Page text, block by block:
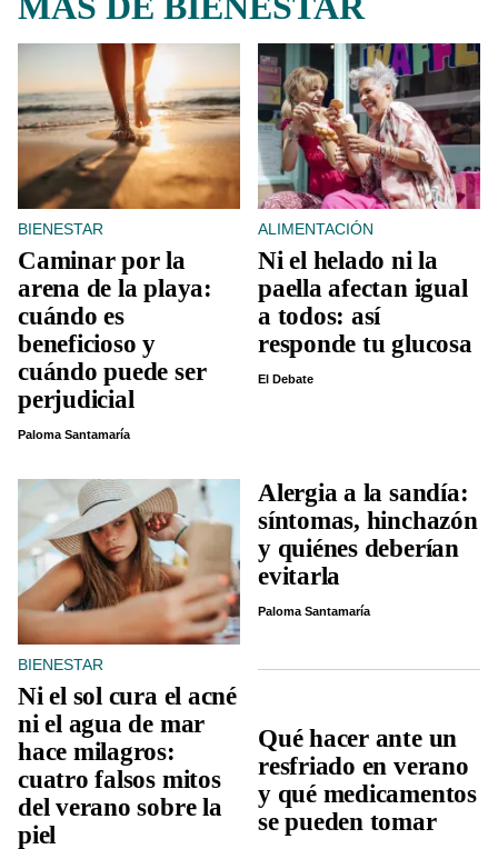
BIENESTAR
Caminar por la
arena de la playa:
cuándo es
beneficioso y
cuándo puede ser
perjudicial
Paloma Santamaría
ALIMENTACIÓN
Ni el helado ni la
paella afectan igual
a todos: así
responde tu glucosa
El Debate
BIENESTAR
Ni el sol cura el acné
ni el agua de mar
hace milagros:
cuatro falsos mitos
del verano sobre la
piel
Alergia a la sandía:
síntomas, hinchazón
y quiénes deberían
evitarla
Paloma Santamaría
Qué hacer ante un
resfriado en verano
y qué medicamentos
se pueden tomar